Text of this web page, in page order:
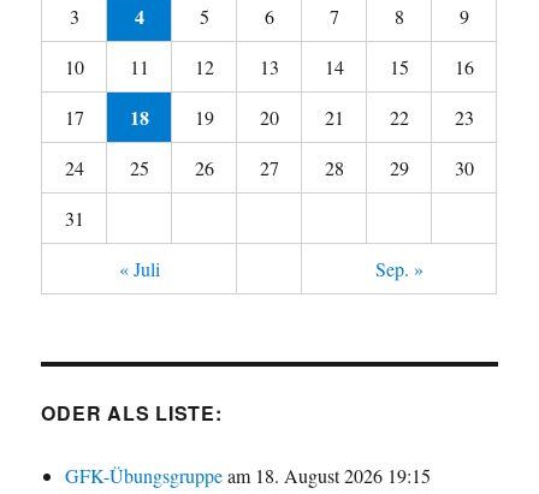
3
4 5 6 7 8
9
10
11 12 13 14 15
16
17
18 19 20 21 22
23
24
25 26 27 28 29
30
31
« Juli
Sep. »
ODER ALS LISTE:
GFK-Übungsgruppeam 18. August 2026 19:15